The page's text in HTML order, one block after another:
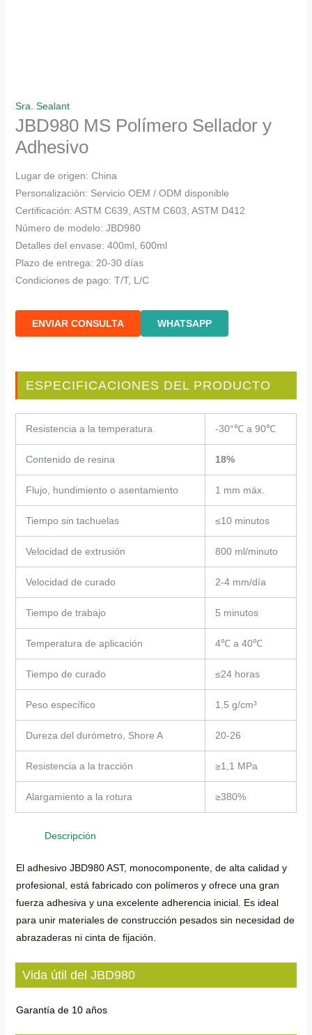
Sra. Sealant
JBD980 MS Polímero Sellador y
Adhesivo
Lugar de origen: China
Personalización: Servicio OEM / ODM disponible
Certificación: ASTM C639, ASTM C603, ASTM D412
Número de modelo: JBD980
Detalles del envase: 400ml, 600ml
Plazo de entrega: 20-30 días
Condiciones de pago: T/T, L/C
ENVIAR CONSULTA WHATSAPP
ESPECIFICACIONES DEL PRODUCTO
Resistencia a la temperatura -30°℃ a 90℃
Contenido de resina 18%
Flujo, hundimiento o asentamiento 1 mm máx.
Tiempo sin tachuelas ≤10 minutos
Velocidad de extrusión 800 ml/minuto
Velocidad de curado 2-4 mm/día
Tiempo de trabajo 5 minutos
Temperatura de aplicación 4℃ a 40℃
Tiempo de curado ≤24 horas
Peso específico 1,5 g/cm³
Dureza del durómetro, Shore A 20-26
Resistencia a la tracción ≥1,1 MPa
Alargamiento a la rotura ≥380%
Descripción
El adhesivo JBD980 AST, monocomponente, de alta calidad y
profesional, está fabricado con polímeros y ofrece una gran
fuerza adhesiva y una excelente adherencia inicial. Es ideal
para unir materiales de construcción pesados sin necesidad de
abrazaderas ni cinta de fijación.
Vida útil del JBD980
Garantía de 10 años